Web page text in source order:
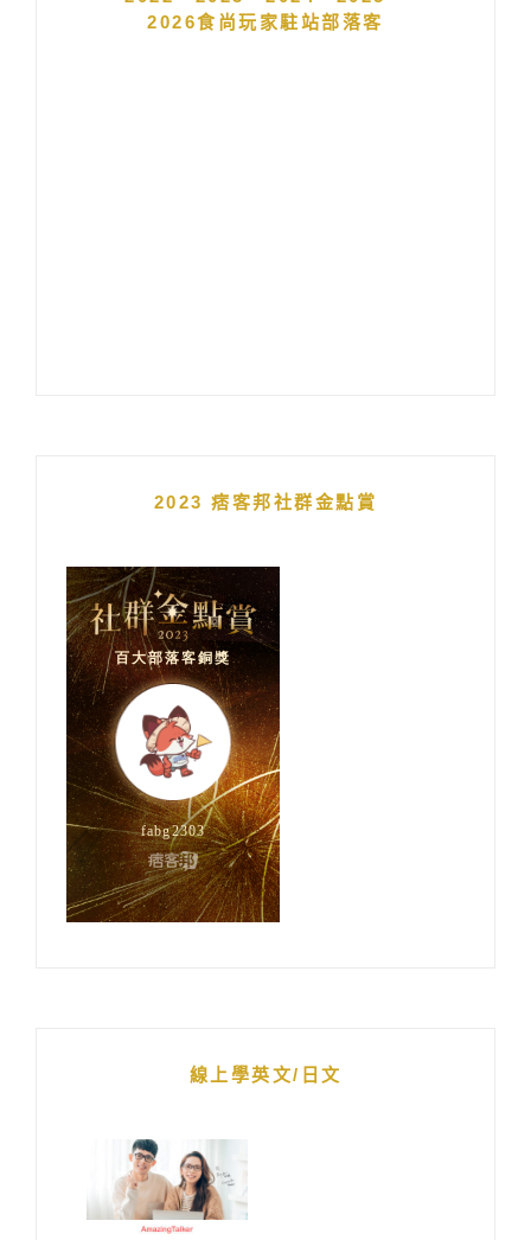
2026食尚玩家駐站部落客
2023 痞客邦社群金點賞
線上學英文/日文